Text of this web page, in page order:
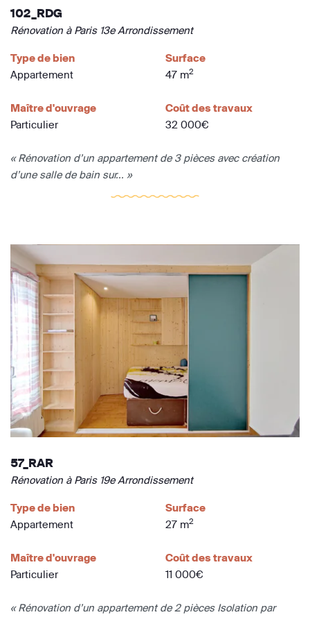
102_RDG
Rénovation à Paris 13e Arrondissement
Type de bien
Appartement
Surface
47 m2
Maître d'ouvrage
Particulier
Coût des travaux
32 000€
« Rénovation d’un appartement de 3 pièces avec création
d’une salle de bain sur... »
57_RAR
Rénovation à Paris 19e Arrondissement
Type de bien
Appartement
Surface
27 m2
Maître d'ouvrage
Particulier
Coût des travaux
11 000€
« Rénovation d’un appartement de 2 pièces Isolation par